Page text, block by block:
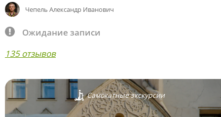
Чепель Александр Иванович
Ожидание записи
135 отзывов
Самокатные экскурсии